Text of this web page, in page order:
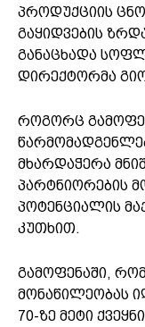
პროდუქციის
გაყიდვების
განაცხადა
დირექტორმა
როგორც
მხარდაჭერა
პარტნიორების
პოტენციალის
კუთხით.
გამოფენაში,
მონაწილეობას
70-ზე მეტი